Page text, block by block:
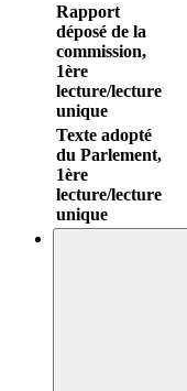
Rapport
déposé de la
commission,
1ère
lecture/lecture
unique
Texte adopté
du Parlement,
1ère
lecture/lecture
unique